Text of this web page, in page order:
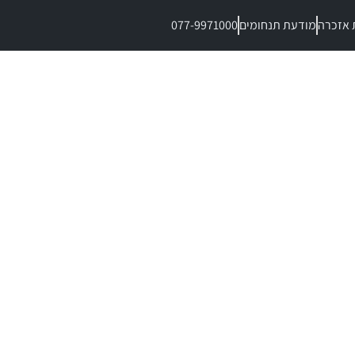
אזכרהמודעת תנחומים077-9971000